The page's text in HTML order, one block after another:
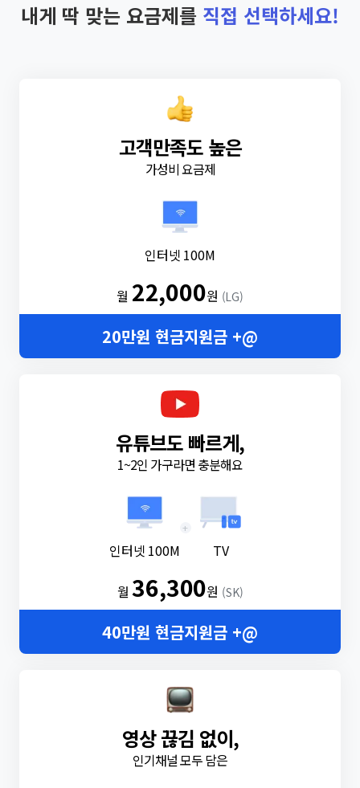
내게 딱 맞는 요금제를 직접 선택하세요!
고객만족도 높은
가성비 요금제
인터넷 100M
월 22,000원 (LG)
20만원 현금지원금 +@
유튜브도 빠르게,
1~2인 가구라면 충분해요
인터넷 100M
+
TV
월36,300원 (SK)
40만원 현금지원금 +@
영상 끊김 없이,
인기채널 모두 담은